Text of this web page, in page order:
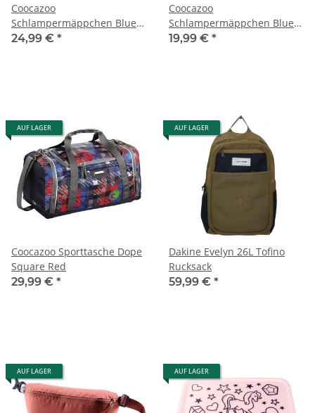
Coocazoo
Schlampermäppchen Blue
Maze
24,99 € *
Coocazoo
Schlampermäppchen Blue
Motion
19,99 € *
AUF LAGER
Coocazoo Sporttasche Dope
Square Red
29,99 € *
AUF LAGER
Dakine Evelyn 26L Tofino
Rucksack
59,99 € *
AUF LAGER AUF LAGER